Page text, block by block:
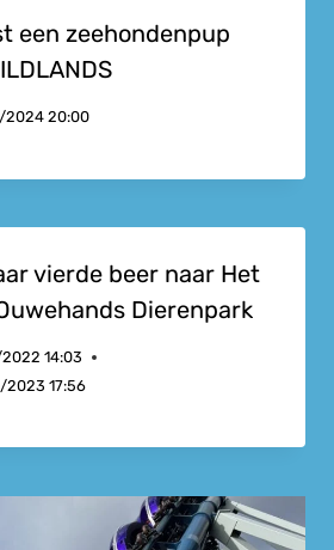
een zeehondenpup
20:00
vierde beer naar Het
Dierenpark
14:03
2023 17:56